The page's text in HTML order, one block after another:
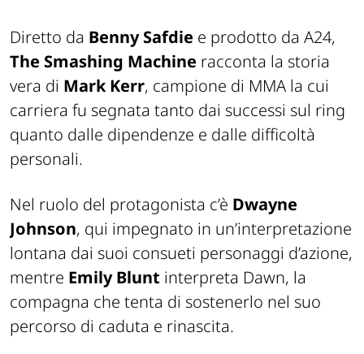
Diretto da Benny Safdie e prodotto da A24,
The Smashing Machine racconta la storia
vera di Mark Kerr, campione di MMA la cui
carriera fu segnata tanto dai successi sul ring
quanto dalle dipendenze e dalle difficoltà
personali.
Nel ruolo del protagonista c’è Dwayne
Johnson, qui impegnato in un’interpretazione
lontana dai suoi consueti personaggi d’azione,
mentre Emily Blunt interpreta Dawn, la
compagna che tenta di sostenerlo nel suo
percorso di caduta e rinascita.